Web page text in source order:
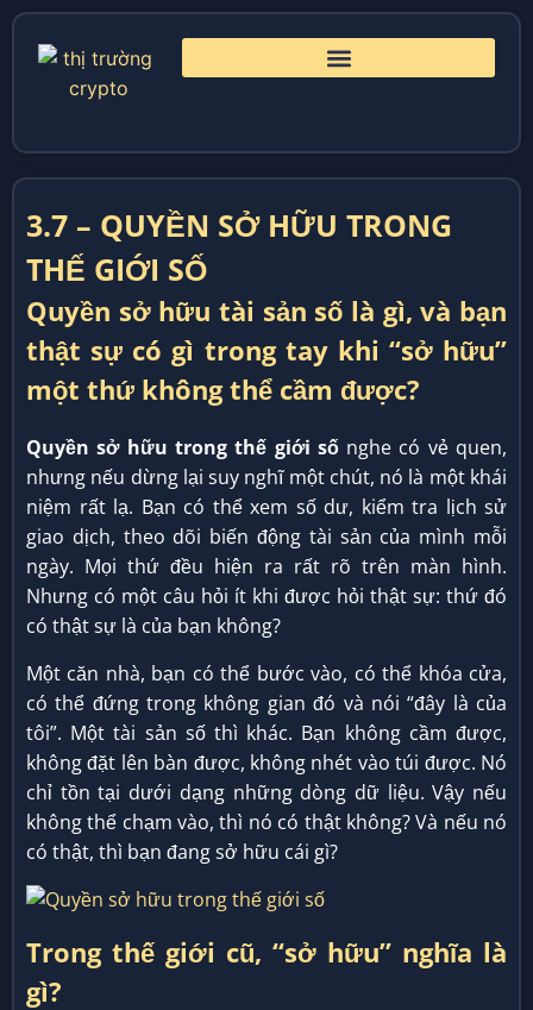
3.7 – QUYỀN SỞ HỮU TRONG
THẾ GIỚI SỐ
Quyền sở hữu tài sản số là gì, và bạn
thật sự có gì trong tay khi “sở hữu”
một thứ không thể cầm được?
Quyền sở hữu trong thế giới sốnghe có vẻ quen,
nhưng nếu dừng lại suy nghĩ một chút, nó là một khái
niệm rất lạ. Bạn có thể xem số dư, kiểm tra lịch sử
giao dịch, theo dõi biến động tài sản của mình mỗi
ngày. Mọi thứ đều hiện ra rất rõ trên màn hình.
Nhưng có một câu hỏi ít khi được hỏi thật sự: thứ đó
có thật sự là của bạn không?
Một căn nhà, bạn có thể bước vào, có thể khóa cửa,
có thể đứng trong không gian đó và nói “đây là của
tôi”. Một tài sản số thì khác. Bạn không cầm được,
không đặt lên bàn được, không nhét vào túi được. Nó
chỉ tồn tại dưới dạng những dòng dữ liệu. Vậy nếu
không thể chạm vào, thì nó có thật không? Và nếu nó
có thật, thì bạn đang sở hữu cái gì?
Trong thế giới cũ, “sở hữu” nghĩa là
gì?